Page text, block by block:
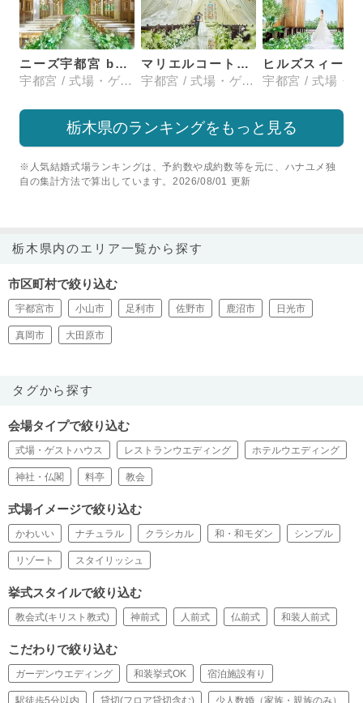
ニーズ宇都宮 by T&G WEDDING(旧 アーカンジェル迎賓館 宇都宮)
宇都宮 / 式場・ゲストハウス
マリエルコートインターパーク
宇都宮 / 式場・ゲストハウス
栃木県のランキングをもっと見る
※人気結婚式場ランキングは、予約数や成約数等を元に、ハナユメ独
自の集計方法で算出しています。2026/08/01 更新
栃木県内のエリア一覧から探す
市区町村で絞り込む
宇都宮市 小山市 足利市 佐野市 鹿沼市 日光市
真岡市 大田原市
タグから探す
会場タイプで絞り込む
式場・ゲストハウス レストランウエディング ホテルウエディング
神社・仏閣 料亭 教会
式場イメージで絞り込む
かわいい ナチュラル クラシカル 和・和モダン シンプル
リゾート スタイリッシュ
挙式スタイルで絞り込む
教会式(キリスト教式) 神前式 人前式 仏前式 和装人前式
こだわりで絞り込む
ガーデンウエディング 和装挙式OK 宿泊施設有り
駅徒歩5分以内 貸切(フロア貸切含む) 少人数婚（家族・親族のみ）